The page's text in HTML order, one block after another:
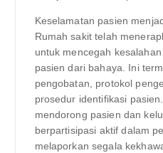
Keselamatan pasien
Rumah sakit telah
untuk mencegah
pasien dari bahaya. Ini
pengobatan, protokol
prosedur identifikasi
mendorong pasien dan
berpartisipasi aktif dalam
melaporkan segala